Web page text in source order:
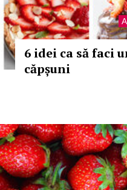
6 idei ca să faci
căpșuni